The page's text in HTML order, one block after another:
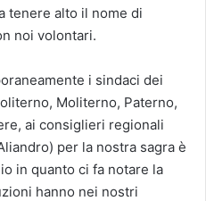
tenere alto il nome di
noi volontari.
i sindaci dei
Moliterno, Paterno,
ai consiglieri regionali
per la nostra sagra è
in quanto ci fa notare la
hanno nei nostri